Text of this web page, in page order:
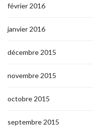
février 2016
janvier 2016
décembre 2015
novembre 2015
octobre 2015
septembre 2015